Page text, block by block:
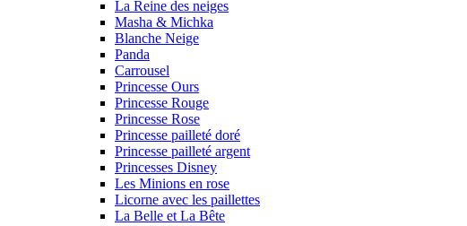
La Reine des neiges
Masha & Michka
Blanche Neige
Panda
Carrousel
Princesse Ours
Princesse Rouge
Princesse Rose
Princesse pailleté doré
Princesse pailleté argent
Princesses Disney
Les Minions en rose
Licorne avec les paillettes
La Belle et La Bête